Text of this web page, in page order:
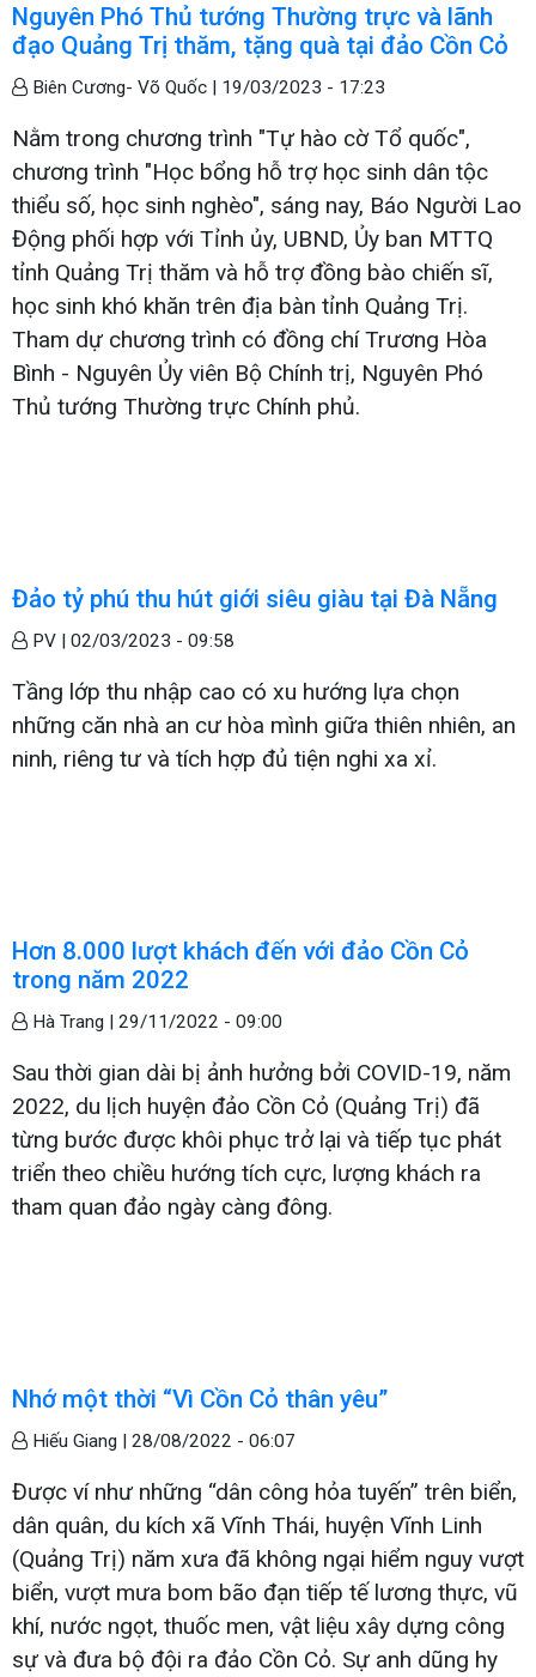
Nguyên Phó Thủ tướng Thường trực và lãnh
đạo Quảng Trị thăm, tặng quà tại đảo Cồn Cỏ
Biên Cương- Võ Quốc | 19/03/2023 - 17:23
Nằm trong chương trình "Tự hào cờ Tổ quốc",
chương trình "Học bổng hỗ trợ học sinh dân tộc
thiểu số, học sinh nghèo", sáng nay, Báo Người Lao
Động phối hợp với Tỉnh ủy, UBND, Ủy ban MTTQ
tỉnh Quảng Trị thăm và hỗ trợ đồng bào chiến sĩ,
học sinh khó khăn trên địa bàn tỉnh Quảng Trị.
Tham dự chương trình có đồng chí Trương Hòa
Bình - Nguyên Ủy viên Bộ Chính trị, Nguyên Phó
Thủ tướng Thường trực Chính phủ.
Đảo tỷ phú thu hút giới siêu giàu tại Đà Nẵng
PV | 02/03/2023 - 09:58
Tầng lớp thu nhập cao có xu hướng lựa chọn
những căn nhà an cư hòa mình giữa thiên nhiên, an
ninh, riêng tư và tích hợp đủ tiện nghi xa xỉ.
Hơn 8.000 lượt khách đến với đảo Cồn Cỏ
trong năm 2022
Hà Trang | 29/11/2022 - 09:00
Sau thời gian dài bị ảnh hưởng bởi COVID-19, năm
2022, du lịch huyện đảo Cồn Cỏ (Quảng Trị) đã
từng bước được khôi phục trở lại và tiếp tục phát
triển theo chiều hướng tích cực, lượng khách ra
tham quan đảo ngày càng đông.
Nhớ một thời “Vì Cồn Cỏ thân yêu”
Hiếu Giang | 28/08/2022 - 06:07
Được ví như những “dân công hỏa tuyến” trên biển,
dân quân, du kích xã Vĩnh Thái, huyện Vĩnh Linh
(Quảng Trị) năm xưa đã không ngại hiểm nguy vượt
biển, vượt mưa bom bão đạn tiếp tế lương thực, vũ
khí, nước ngọt, thuốc men, vật liệu xây dựng công
sự và đưa bộ đội ra đảo Cồn Cỏ. Sự anh dũng hy